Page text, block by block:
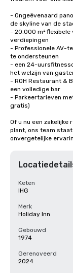
- Ongeëvenaard
de skyline van de
- 20.000 m²
verdiepingen
- Professionele AV-
te ondersteunen
- een 24-
het welzijn van
- ROH Restaurant &
een volledige bar
- Parkeertarieven
gratis)
Of u nu een
plant, ons team staat
onvergetelijke
Keten
IHG
Merk
Holiday Inn
Gebouwd
1974
Gerenoveerd
2024